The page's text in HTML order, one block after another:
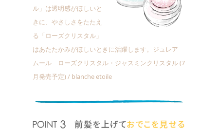
ル」は透明感がほしいと
きに、やさしさをたたえ
る「ローズクリスタル」
はあたたかみがほしいときに活躍します。ジュレア
ムール ローズクリスタル・ジャスミンクリスタル (7
月発売予定) / blanche etoile